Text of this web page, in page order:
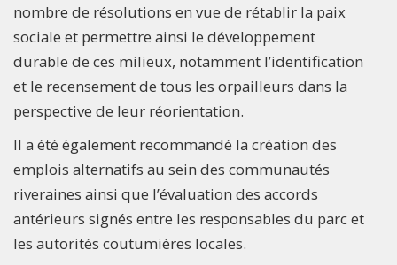
nombre de résolutions en vue de rétablir la paix
sociale et permettre ainsi le développement
durable de ces milieux, notamment l’identification
et le recensement de tous les orpailleurs dans la
perspective de leur réorientation.
Il a été également recommandé la création des
emplois alternatifs au sein des communautés
riveraines ainsi que l’évaluation des accords
antérieurs signés entre les responsables du parc et
les autorités coutumières locales.